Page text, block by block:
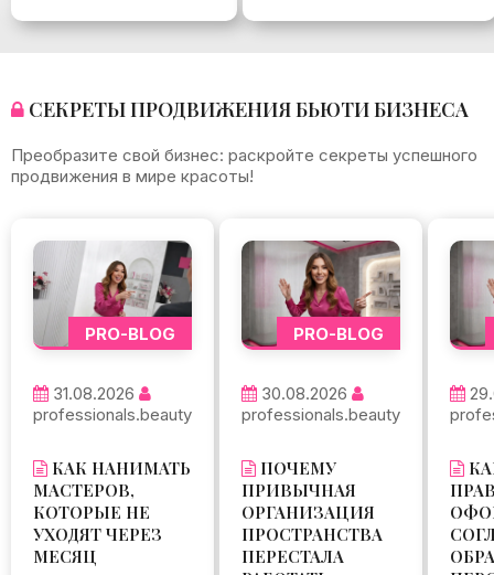
СЕКРЕТЫ ПРОДВИЖЕНИЯ БЬЮТИ БИЗНЕСА
Преобразите свой бизнес: раскройте секреты успешного
продвижения в мире красоты!
PRO-BLOG
31.08.2026
professionals.beauty
КАК НАНИМАТЬ
МАСТЕРОВ,
КОТОРЫЕ НЕ
УХОДЯТ ЧЕРЕЗ
МЕСЯЦ
PRO-BLOG
30.08.2026
professionals.beauty
ПОЧЕМУ
ПРИВЫЧНАЯ
ОРГАНИЗАЦИЯ
ПРОСТРАНСТВА
ПЕРЕСТАЛА